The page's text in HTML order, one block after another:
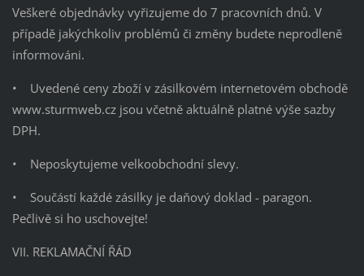
Veškeré objednávky vyřizujeme do 7 pracovních dnů. V
případě jakýchkoliv problémů či změny budete neprodleně
informováni.
• Uvedené ceny zboží v zásilkovém internetovém obchodě
www.sturmweb.cz jsou včetně aktuálně platné výše sazby
DPH.
• Neposkytujeme velkoobchodní slevy.
• Součástí každé zásilky je daňový doklad - paragon.
Pečlivě si ho uschovejte!
VII. REKLAMAČNÍ ŘÁD